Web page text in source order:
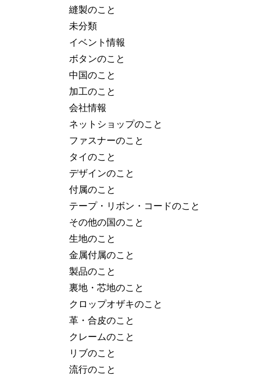
縫製のこと
未分類
イベント情報
ボタンのこと
中国のこと
加工のこと
会社情報
ネットショップのこと
ファスナーのこと
タイのこと
デザインのこと
付属のこと
テープ・リボン・コードのこと
その他の国のこと
生地のこと
金属付属のこと
製品のこと
裏地・芯地のこと
クロップオザキのこと
革・合皮のこと
クレームのこと
リブのこと
流行のこと